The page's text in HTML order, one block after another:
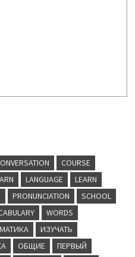
COURSE
LANGUAGE
LEARN
PRONUNCIATION
SCHOOL
WORDS
ИЗУЧАТЬ
ОБЩИЕ ПЕРВЫЙ